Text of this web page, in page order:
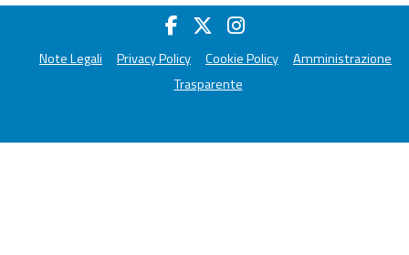
Note Legali Privacy Policy Cookie Policy
Amministrazione
Trasparente